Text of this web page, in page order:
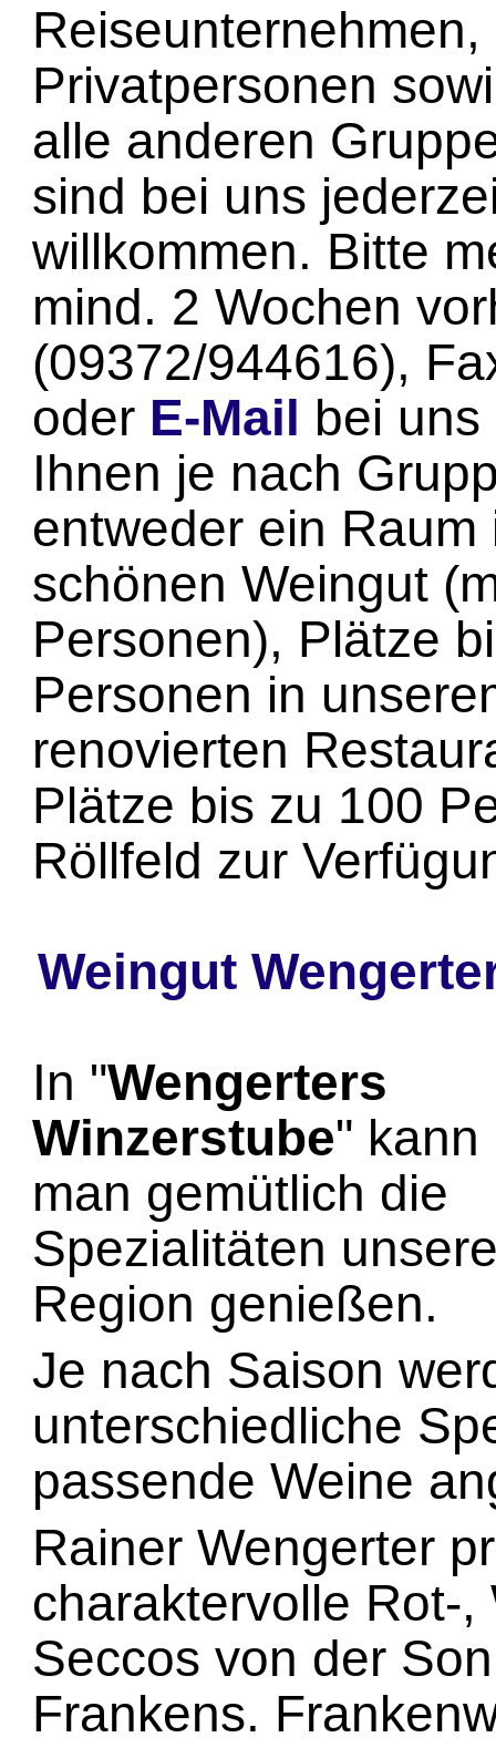
Reiseunternehmen,
Privatpersonen
alle anderen
sind bei uns
willkommen. Bitte
mind. 2 Wochen
(09372/944616),
oder E-Mail bei
Ihnen je nach
entweder ein Raum
schönen Weingut
Personen), Plätze
Personen in
renovierten
Plätze bis zu 100
Röllfeld zur
Weingut
In "Wengerters
Winzerstube" kann
man gemütlich die
Spezialitäten
Region genießen.
Je nach Saison
unterschiedliche
passende Weine
Rainer Wengerter
charaktervolle Rot-
Seccos von der
Frankens.